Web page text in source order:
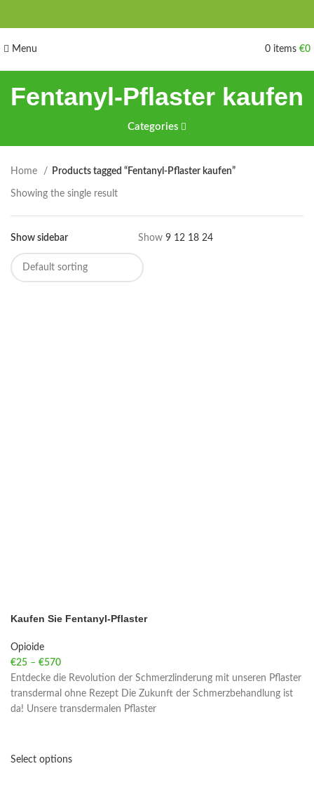
Menu 0 items €0
Fentanyl-Pflaster kaufen
Categories
Home Products tagged “Fentanyl-Pflaster kaufen”
Showing the single result
Show sidebar Show 9 12 18 24
Kaufen Sie Fentanyl-Pflaster
Opioide
€25 – €570
Entdecke die Revolution der Schmerzlinderung mit unseren Pflaster
transdermal ohne Rezept Die Zukunft der Schmerzbehandlung ist
da! Unsere transdermalen Pflaster
Select options